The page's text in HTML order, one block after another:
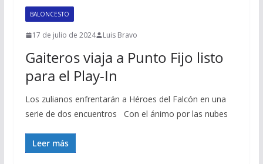
BALONCESTO
17 de julio de 2024 Luis Bravo
Gaiteros viaja a Punto Fijo listo
para el Play-In
Los zulianos enfrentarán a Héroes del Falcón en una
serie de dos encuentros Con el ánimo por las nubes
Leer más